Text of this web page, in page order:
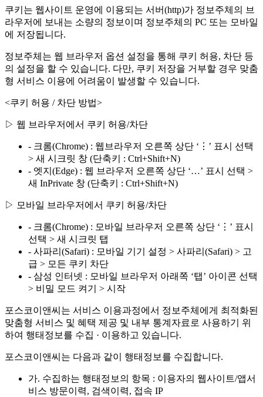
쿠키는 웹사이트 운영에 이용되는 서버(http)가 정보주체의 브
라우저에 보내는 소량의 정보이며 정보주체의 PC 또는 모바일
에 저장됩니다.
정보주체는 웹 브라우저 옵션 설정을 통해 쿠키 허용, 차단 등
의 설정을 할 수 있습니다. 다만, 쿠키 저장을 거부할 경우 맞춤
형 서비스 이용에 어려움이 발생할 수 있습니다.
<쿠키 허용 / 차단 방법>
▷ 웹 브라우저에서 쿠키 허용/차단
- 크롬(Chrome) : 웹브라우저 오른쪽 상단 ‘⋮’ 표시 선택
> 새 시크릿 창 (단축키 : Ctrl+Shift+N)
- 엣지(Edge) : 웹 브라우저 오른쪽 상단 ‘…’ 표시 선택 >
새 InPrivate 창 (단축키 : Ctrl+Shift+N)
▷ 모바일 브라우저에서 쿠키 허용/차단
- 크롬(Chrome) : 모바일 브라우저 오른쪽 상단 ‘⋮’ 표시
선택 > 새 시크릿 탭
- 사파리(Safari) : 모바일 기기 설정 > 사파리(Safari) > 고
급 > 모든 쿠키 차단
- 삼성 인터넷 : 모바일 브라우저 아래쪽 ‘탭’ 아이콘 선택
> 비밀 모드 켜기 > 시작
포스코이앤씨는 서비스 이용과정에서 정보주체에게 최적화된
맞춤형 서비스 및 혜택 제공 및 내부 통계자료로 사용하기 위
하여 행태정보를 수집 · 이용하고 있습니다.
포스코이앤씨는 다음과 같이 행태정보를 수집합니다.
가. 수집하는 행태정보의 항목 : 이용자의 웹사이트/앱서
비스 방문이력, 검색이력, 접속 IP